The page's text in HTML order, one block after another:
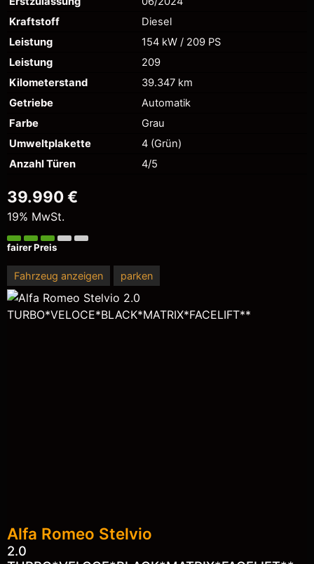
Kraftstoff
Diesel
Leistung
154 kW / 209 PS
Leistung
209
Kilometerstand
39.347 km
Getriebe
Automatik
Farbe
Grau
Umweltplakette
4 (Grün)
Anzahl Türen
4/5
39.990 €
19% MwSt.
fairer Preis
Fahrzeug anzeigen parken
Alfa Romeo Stelvio
2.0